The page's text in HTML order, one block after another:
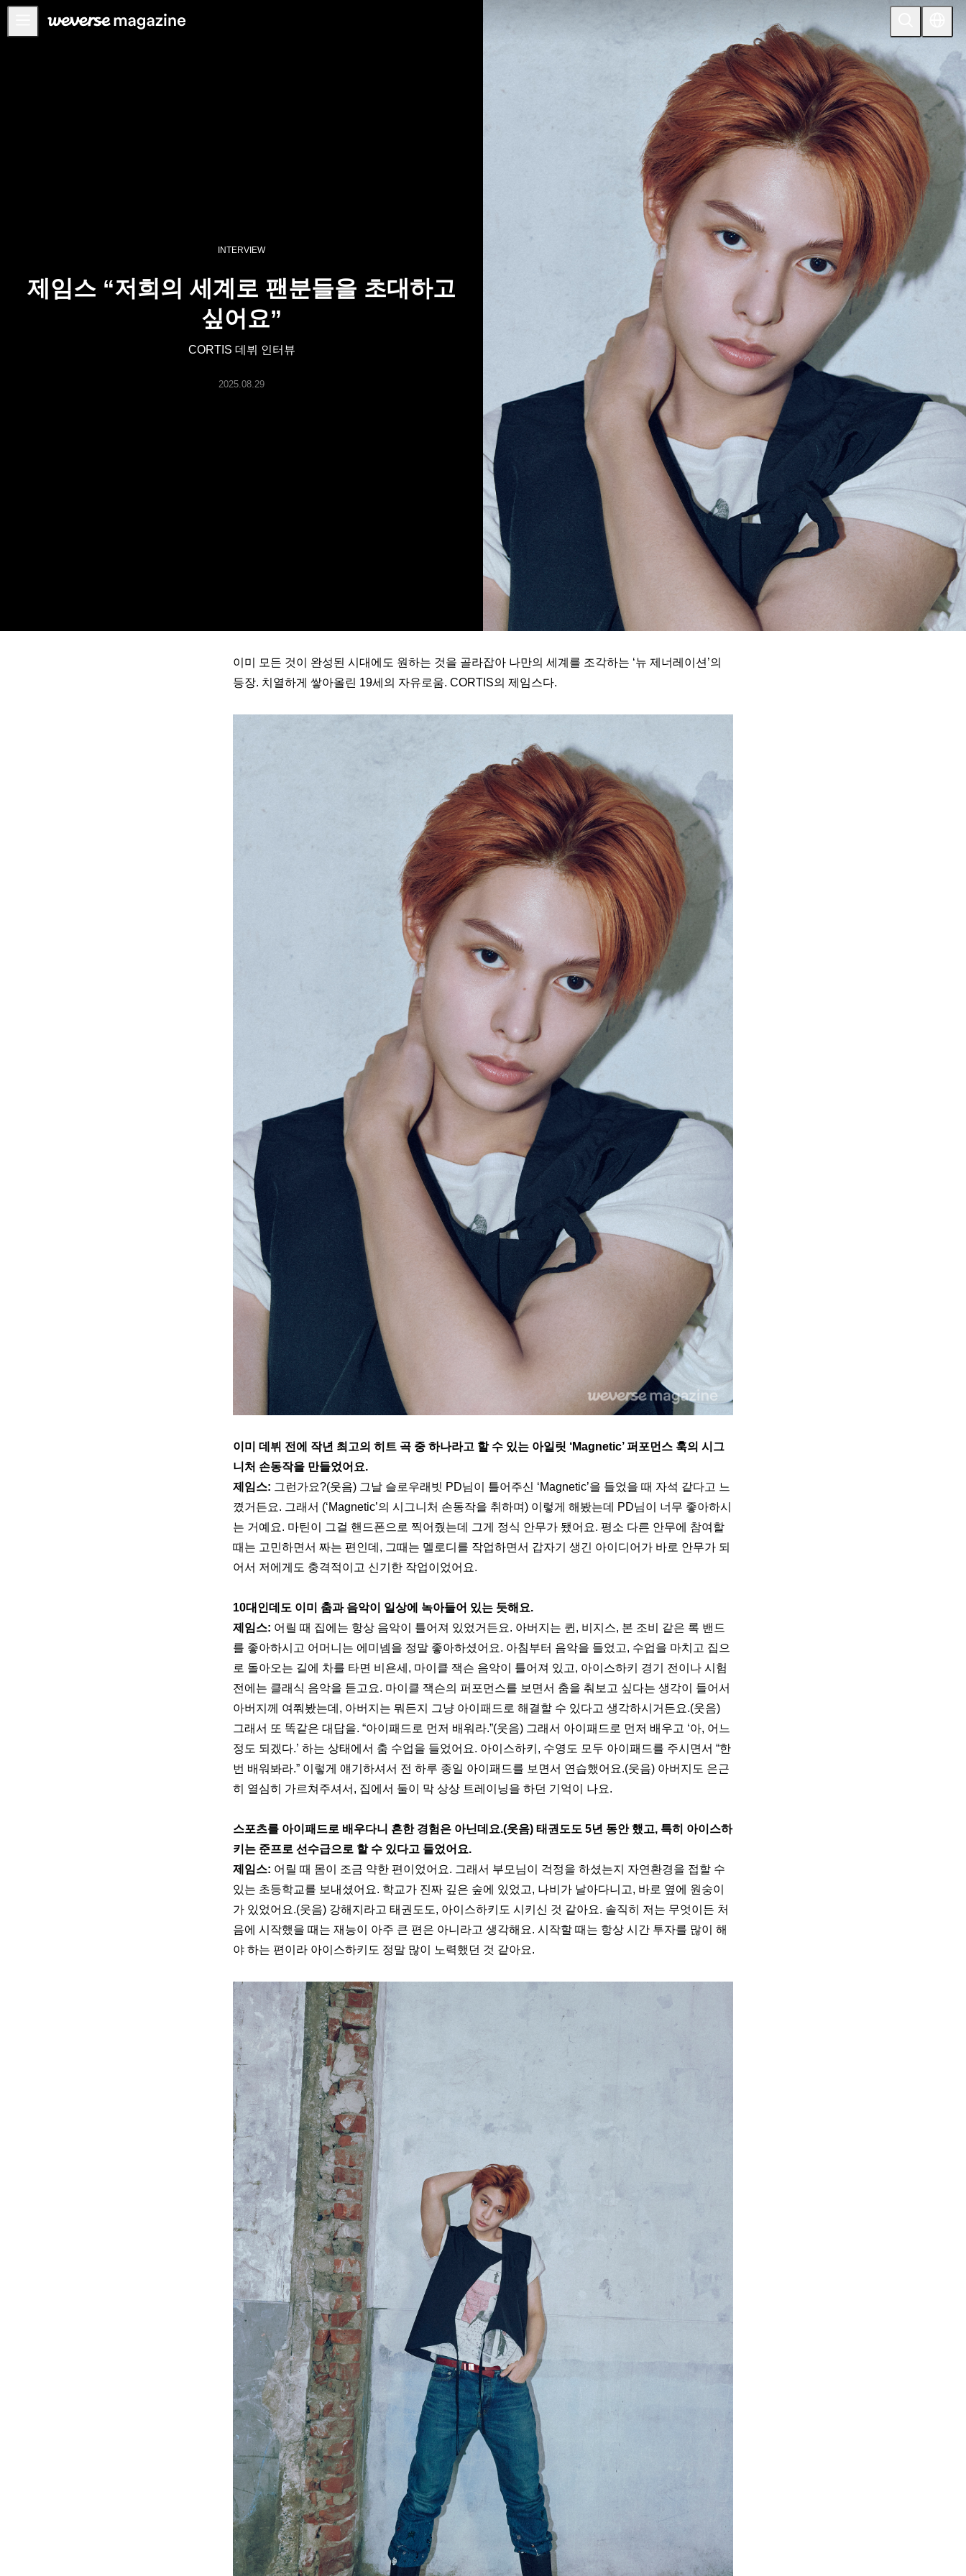
공지사항
NoW
INTERVIEW
제임스 “저희의 세계로 팬분들을 초대하고
싶어요”
CORTIS 데뷔 인터뷰
2025.08.29
이미 모든 것이 완성된 시대에도 원하는 것을 골라잡아 나만의 세계를 조각하는 ‘뉴 제너레이션’의
등장. 치열하게 쌓아올린 19세의 자유로움. CORTIS의 제임스다.
이미 데뷔 전에 작년 최고의 히트 곡 중 하나라고 할 수 있는 아일릿 ‘Magnetic’ 퍼포먼스 훅의 시그
니처 손동작을 만들었어요.
제임스: 그런가요?(웃음) 그날 슬로우래빗 PD님이 틀어주신 ‘Magnetic’을 들었을 때 자석 같다고 느
꼈거든요. 그래서 (‘Magnetic’의 시그니처 손동작을 취하며) 이렇게 해봤는데 PD님이 너무 좋아하시
는 거예요. 마틴이 그걸 핸드폰으로 찍어줬는데 그게 정식 안무가 됐어요. 평소 다른 안무에 참여할
때는 고민하면서 짜는 편인데, 그때는 멜로디를 작업하면서 갑자기 생긴 아이디어가 바로 안무가 되
어서 저에게도 충격적이고 신기한 작업이었어요.
10대인데도 이미 춤과 음악이 일상에 녹아들어 있는 듯해요.
제임스: 어릴 때 집에는 항상 음악이 틀어져 있었거든요. 아버지는 퀸, 비지스, 본 조비 같은 록 밴드
를 좋아하시고 어머니는 에미넴을 정말 좋아하셨어요. 아침부터 음악을 들었고, 수업을 마치고 집으
로 돌아오는 길에 차를 타면 비욘세, 마이클 잭슨 음악이 틀어져 있고, 아이스하키 경기 전이나 시험
전에는 클래식 음악을 듣고요. 마이클 잭슨의 퍼포먼스를 보면서 춤을 춰보고 싶다는 생각이 들어서
아버지께 여쭤봤는데, 아버지는 뭐든지 그냥 아이패드로 해결할 수 있다고 생각하시거든요.(웃음)
그래서 또 똑같은 대답을. “아이패드로 먼저 배워라.”(웃음) 그래서 아이패드로 먼저 배우고 ‘아, 어느
정도 되겠다.’ 하는 상태에서 춤 수업을 들었어요. 아이스하키, 수영도 모두 아이패드를 주시면서 “한
번 배워봐라.” 이렇게 얘기하셔서 전 하루 종일 아이패드를 보면서 연습했어요.(웃음) 아버지도 은근
히 열심히 가르쳐주셔서, 집에서 둘이 막 상상 트레이닝을 하던 기억이 나요.
스포츠를 아이패드로 배우다니 흔한 경험은 아닌데요.(웃음) 태권도도 5년 동안 했고, 특히 아이스하
키는 준프로 선수급으로 할 수 있다고 들었어요.
제임스: 어릴 때 몸이 조금 약한 편이었어요. 그래서 부모님이 걱정을 하셨는지 자연환경을 접할 수
있는 초등학교를 보내셨어요. 학교가 진짜 깊은 숲에 있었고, 나비가 날아다니고, 바로 옆에 원숭이
가 있었어요.(웃음) 강해지라고 태권도도, 아이스하키도 시키신 것 같아요. 솔직히 저는 무엇이든 처
음에 시작했을 때는 재능이 아주 큰 편은 아니라고 생각해요. 시작할 때는 항상 시간 투자를 많이 해
야 하는 편이라 아이스하키도 정말 많이 노력했던 것 같아요.